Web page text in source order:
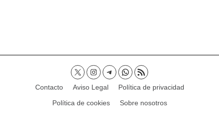
Contacto Aviso Legal
Política de privacidad
Política de cookies
Sobre nosotros